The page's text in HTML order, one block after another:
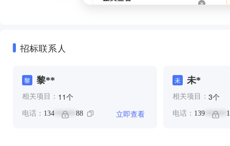
招标联系人
黎 黎**
相关项目： 11个
电话： 134 ****** 88 立即查看
未 未*
相关项目： 3个
电话： 139******